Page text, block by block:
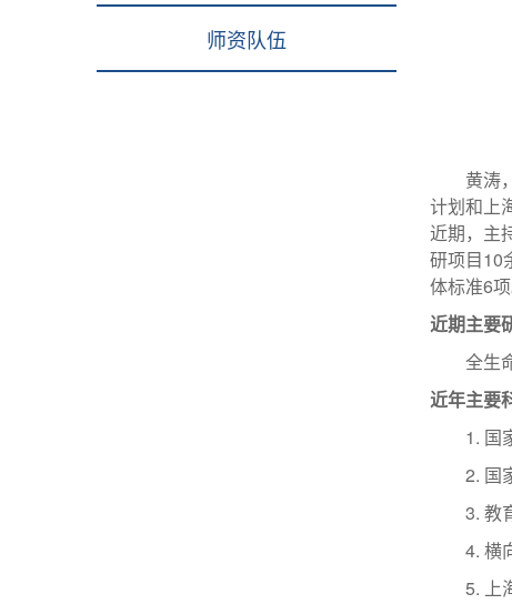
师资队伍
黄涛
计划和上
近期，主
研项目10
体标准6项
近期主要
全生
近年主要
1. 国
2. 国
3. 教
4. 横
5. 上